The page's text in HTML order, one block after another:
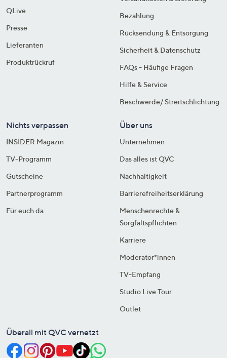
QLive
Presse
Lieferanten
Produktrückruf
Bezahlung
Rücksendung & Entsorgung
Sicherheit & Datenschutz
FAQs - Häufige Fragen
Hilfe & Service
Beschwerde/ Streitschlichtung
Nichts verpassen
INSIDER Magazin
TV-Programm
Gutscheine
Partnerprogramm
Für euch da
Über uns
Unternehmen
Das alles ist QVC
Nachhaltigkeit
Barrierefreiheitserklärung
Menschenrechte &
Sorgfaltspflichten
Karriere
Moderator*innen
TV-Empfang
Studio Live Tour
Outlet
Überall mit QVC vernetzt